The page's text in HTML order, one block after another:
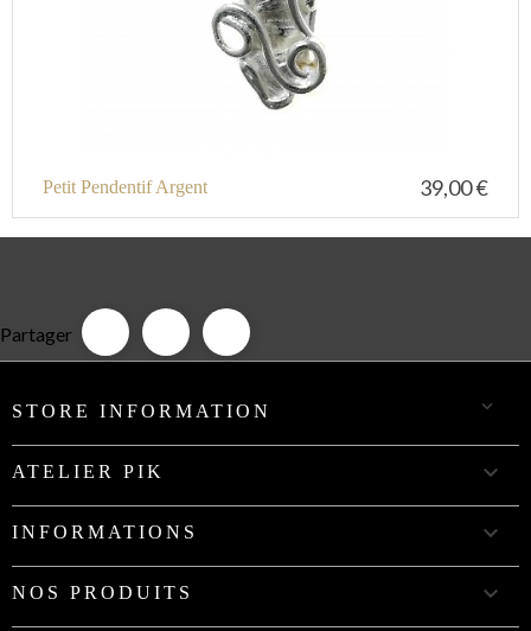
Petit Pendentif Argent 39,00 €
Partager
STORE INFORMATION 
ATELIER PIK 
INFORMATIONS 
NOS PRODUITS 